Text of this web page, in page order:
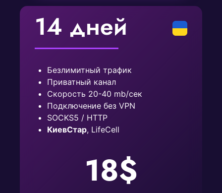
14 дней
Безлимитный трафик
Приватный канал
Скорость 20-40 mb/сек
Подключение без VPN
SOCKS5 / HTTP
КиевСтар, LifeCell
18$